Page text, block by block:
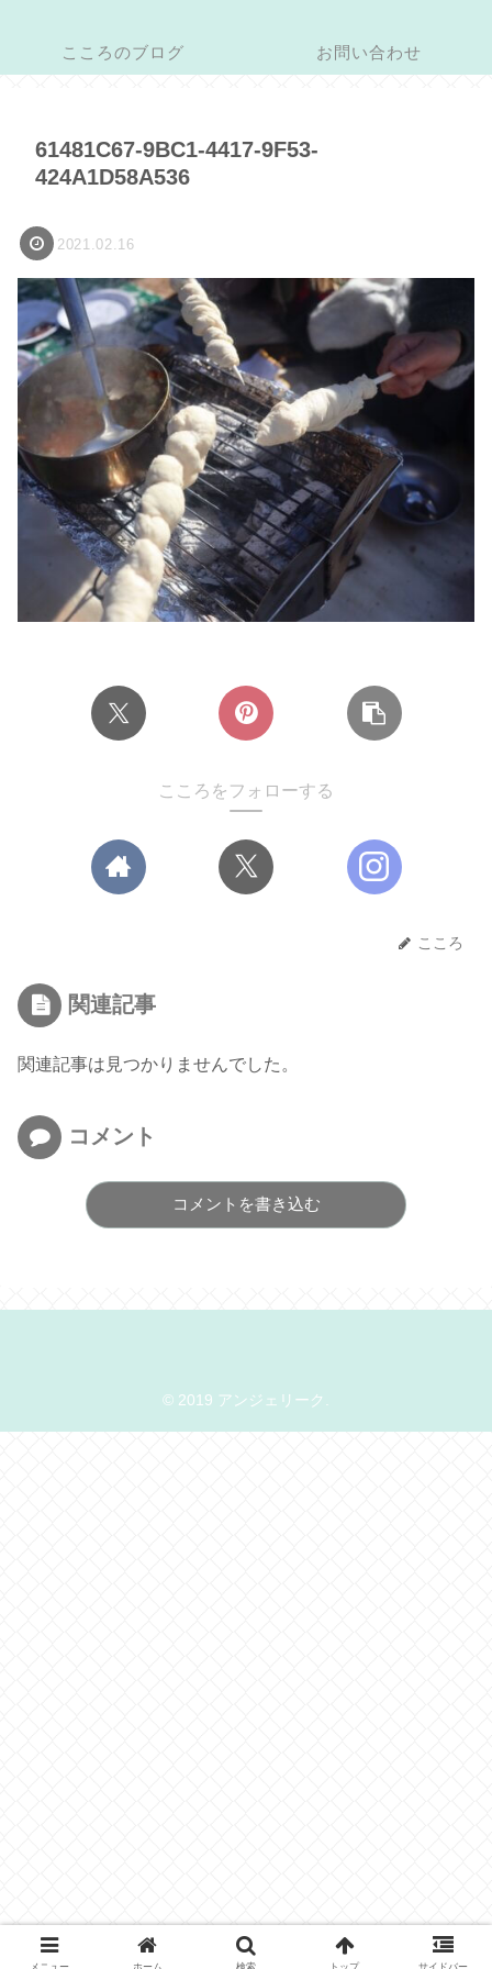
こころのブログ お問い合わせ
61481C67-9BC1-4417-9F53-
424A1D58A536
2021.02.16
こころをフォローする
こころ
関連記事
関連記事は見つかりませんでした。
コメント
コメントを書き込む
© 2019 アンジェリーク.
メニュー ホーム 検索 トップ サイドバー